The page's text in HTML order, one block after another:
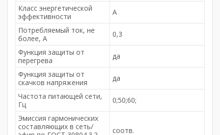
Класс энергетической
эффективности
А
Потребляемый ток, не
более, A
0,3
Функция защиты от
перегрева
да
Функция защиты от
скачков напряжения
да
Частота питающей сети,
Гц
0;50;60;
Эмиссия гармонических
составляющих в сеть/
соотв.